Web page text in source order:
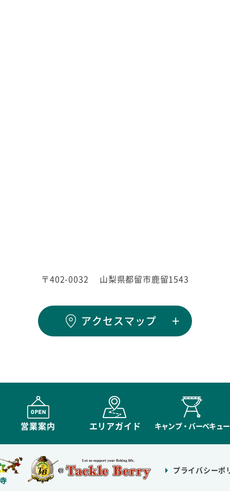
〒402-0032 山梨県都留市鹿留1543
アクセスマップ
営業案内 エリアガイド キャンプ・バーベキュー
プライバシーポ